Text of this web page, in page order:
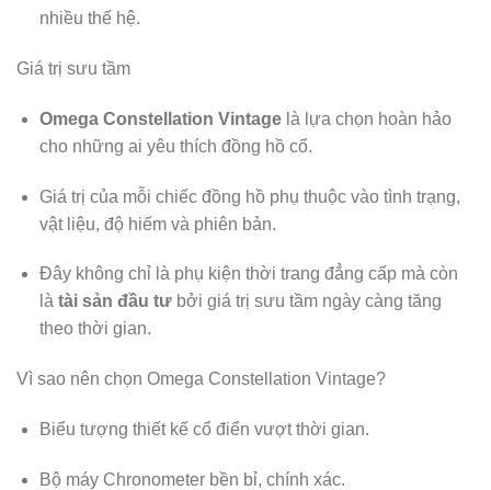
nhiều thế hệ.
Giá trị sưu tầm
Omega Constellation Vintagelà lựa chọn hoàn hảo
cho những ai yêu thích đồng hồ cổ.
Giá trị của mỗi chiếc đồng hồ phụ thuộc vào tình trạng,
vật liệu, độ hiếm và phiên bản.
Đây không chỉ là phụ kiện thời trang đẳng cấp mà còn
là tài sản đầu tưbởi giá trị sưu tầm ngày càng tăng
theo thời gian.
Vì sao nên chọn Omega Constellation Vintage?
Biểu tượng thiết kế cổ điển vượt thời gian.
Bộ máy Chronometer bền bỉ, chính xác.